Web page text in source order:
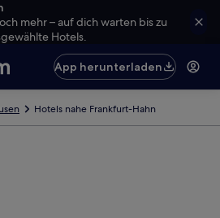
mehr – auf dich warten bis zu
Hotels.
App herunterladen
Hotels nahe Frankfurt-Hahn